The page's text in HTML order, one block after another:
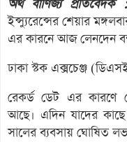
অর্থ বাণিজ্য প্রতিবেদক :
ইন্স্যুরেন্সের শেয়ার
এর কারনে আজ লেনদেন
ঢাকা স্টক এক্সচেঞ্জ
রেকর্ড ডেট এর কারণে
আছে। এদিন যাদের
সালের ব্যবসায় ঘোষিত